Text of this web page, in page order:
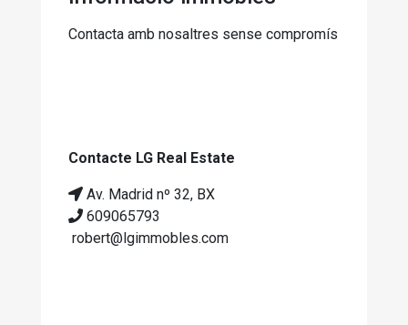
Contacta amb nosaltres sense compromís
Contacte LG Real Estate
Av. Madrid nº 32, BX
609065793
robert@lgimmobles.com